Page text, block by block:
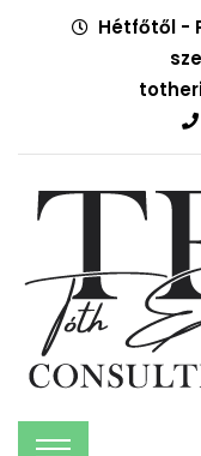
Hétfőtől -